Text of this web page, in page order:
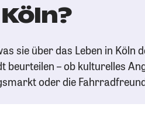
sie über das Leben in Köln
beurteilen – ob kulturelles
oder die